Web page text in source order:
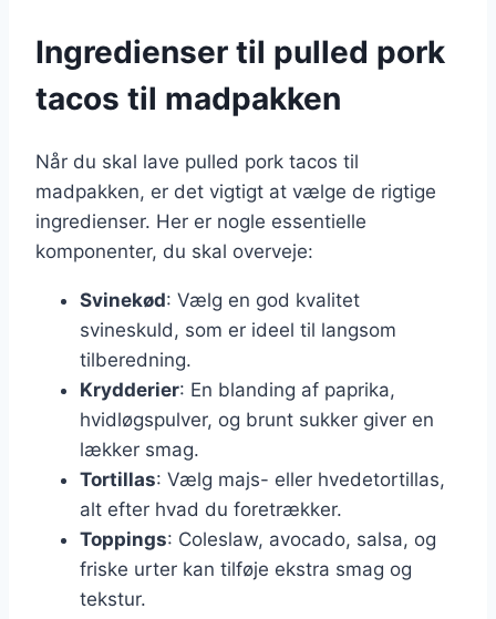
Ingredienser til pulled pork
tacos til madpakken
Når du skal lave pulled pork tacos til
madpakken, er det vigtigt at vælge de rigtige
ingredienser. Her er nogle essentielle
komponenter, du skal overveje:
Svinekød: Vælg en god kvalitet
svineskuld, som er ideel til langsom
tilberedning.
Krydderier: En blanding af paprika,
hvidløgspulver, og brunt sukker giver en
lækker smag.
Tortillas: Vælg majs- eller hvedetortillas,
alt efter hvad du foretrækker.
Toppings: Coleslaw, avocado, salsa, og
friske urter kan tilføje ekstra smag og
tekstur.